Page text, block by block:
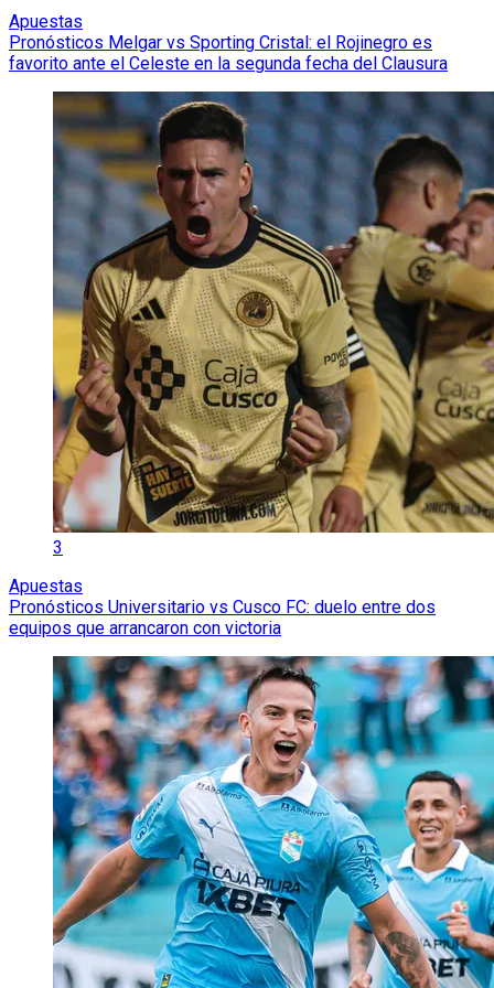
Apuestas
Pronósticos Melgar vs Sporting Cristal: el Rojinegro es
favorito ante el Celeste en la segunda fecha del Clausura
3
Apuestas
Pronósticos Universitario vs Cusco FC: duelo entre dos
equipos que arrancaron con victoria